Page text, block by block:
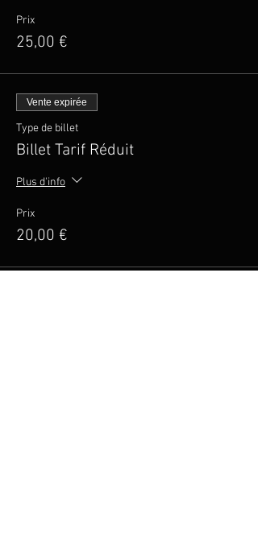
Prix
25,00 €
Vente expirée
Type de billet
Billet Tarif Réduit
Plus d'info
Prix
20,00 €